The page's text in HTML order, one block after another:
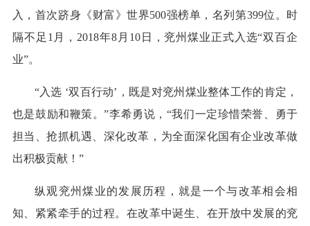
入，首次跻身《财富》世界500强榜单，名列第399位。时
隔不足1月，2018年8月10日，兖州煤业正式入选“双百企
业”。
“入选 ‘双百行动’，既是对兖州煤业整体工作的肯定，
也是鼓励和鞭策。”李希勇说，“我们一定珍惜荣誉、勇于
担当、抢抓机遇、深化改革，为全面深化国有企业改革做
出积极贡献！”
纵观兖州煤业的发展历程，就是一个与改革相会相
知、紧紧牵手的过程。在改革中诞生、在开放中发展的兖